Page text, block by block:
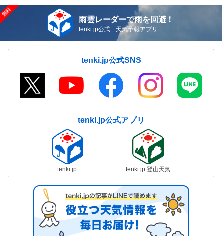
雨雲レーダーで雨を回避！
tenki.jp公式 天気予報アプリ
tenki.jp公式SNS
tenki.jp公式アプリ
tenki.jp tenki.jp 登山天気